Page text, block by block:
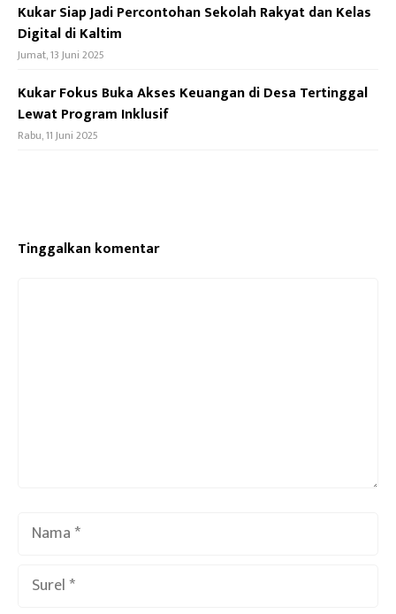
Kukar Siap Jadi Percontohan Sekolah Rakyat dan Kelas
Digital di Kaltim
Jumat, 13 Juni 2025
Kukar Fokus Buka Akses Keuangan di Desa Tertinggal
Lewat Program Inklusif
Rabu, 11 Juni 2025
Tinggalkan komentar